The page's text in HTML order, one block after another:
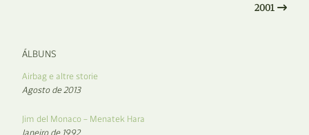
2001
ÁLBUNS
Airbag e altre storie
Agosto de 2013
Jim del Monaco – Menatek Hara
Janeiro de 1992